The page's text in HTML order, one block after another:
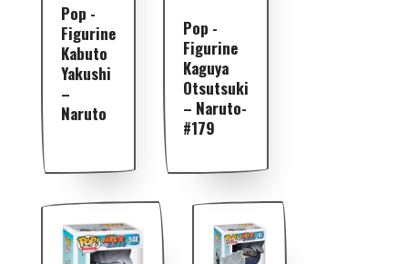
Pop -
Figurine
Kabuto
Yakushi
–
Naruto
Pop -
Figurine
Kaguya
Otsutsuki
– Naruto-
#179